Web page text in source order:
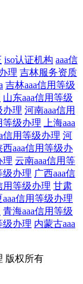
iso认证机构 aaa信
理 吉林服务资质
吉林aaa信用等级
山东aaa信用等级
办理 河南aaa信用
等级办理
上海aaa
信用等级办理 河
西aaa信用等级办
理 云南aaa信用等
级办理 广西aaa信
用等级办理 甘肃
aaa信用等级办理
青海aaa信用等级
级办理 内蒙古aaa
版权所有